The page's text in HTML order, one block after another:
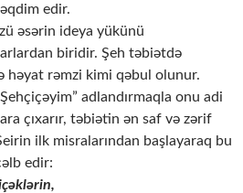
edir.
əsərin ideya yükünü
biridir. Şeh təbiətdə
həyat rəmzi kimi qəbul olunur.
adlandırmaqla onu adi
çıxarır, təbiətin ən saf və zərif
ilk misralarından başlayaraq bu
edir: